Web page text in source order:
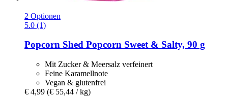
2 Optionen
5.0 (1)
Popcorn Shed Popcorn Sweet & Salty, 90 g
Mit Zucker & Meersalz verfeinert
Feine Karamellnote
Vegan & glutenfrei
€ 4,99 (€ 55,44 / kg)